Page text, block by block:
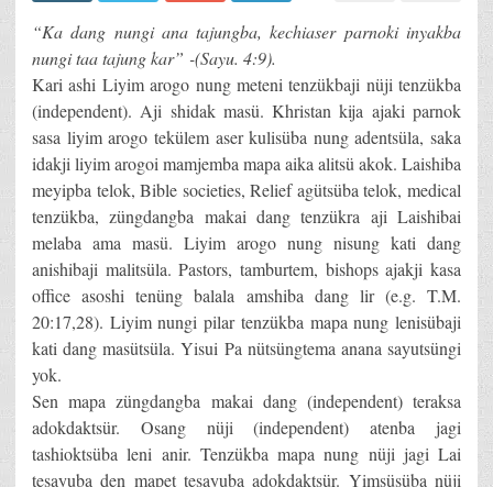
“Ka dang nungi ana tajungba, kechiaser parnoki inyakba
nungi taa tajung kar” -(Sayu. 4:9).
Kari ashi Liyim arogo nung meteni tenzükbaji nüji tenzükba
(independent). Aji shidak masü. Khristan kija ajaki parnok
sasa liyim arogo tekülem aser kulisüba nung adentsüla, saka
idakji liyim arogoi mamjemba mapa aika alitsü akok. Laishiba
meyipba telok, Bible societies, Relief agütsüba telok, medical
tenzükba, züngdangba makai dang tenzükra aji Laishibai
melaba ama masü. Liyim arogo nung nisung kati dang
anishibaji malitsüla. Pastors, tamburtem, bishops ajakji kasa
office asoshi tenüng balala amshiba dang lir (e.g. T.M.
20:17,28). Liyim nungi pilar tenzükba mapa nung lenisübaji
kati dang masütsüla. Yisui Pa nütsüngtema anana sayutsüngi
yok.
Sen mapa züngdangba makai dang (independent) teraksa
adokdaktsür. Osang nüji (independent) atenba jagi
tashioktsüba leni anir. Tenzükba mapa nung nüji jagi Lai
tesayuba den mapet tesayuba adokdaktsür. Yimsüsüba nüji